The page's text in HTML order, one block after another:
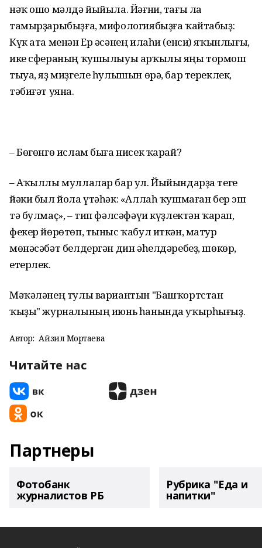
нәҡ ошо мәлдә йыйыла. Йәғни, тағы ла
тамырҙарыбыҙға, мифологиябыҙға ҡайтабыҙ:
Күк ата менән Ер әсәнең илаһи (енси) яҡынлығы,
ике сфераның ҡушылыуы арҡылы яңы тормош
тыуа, яҙ миҙгеле һулышын өрә, бар тереклек,
тәбиғәт уяна.
– Бөгөнгө ислам быға нисек ҡарай?
– Аҡыллы муллалар бар ул. Йыйындарҙа теге
йәки был йола үтәһәк: «Аллаһ ҡушмаған бер эш
тә булмаҫ», – тип фәлсәфәүи күҙлектән ҡарап,
фекер йөрөтөп, тыныс ҡабул иткән, матур
мөнәсәбәт белдергән дин әһелдәребеҙ, шөкөр,
етерлек.
Мәҡәләнең тулы вариантын "Башҡортстан
ҡыҙы" журналының июнь һанында уҡырһығыҙ.
Автор: Айзилә Мортаева
Читайте нас
Партнеры
Фотобанк
журналистов РБ
Рубрика "Еда и
напитки"